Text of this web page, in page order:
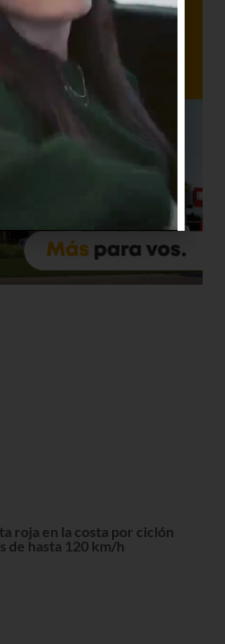
roja en la costa por ciclón
de hasta 120 km/h